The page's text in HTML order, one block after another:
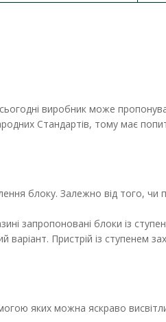
з..
виробник може
Стандартів, тому має
блоку. Залежно від того, чи
запропоновані блоки із
Пристрій із ступенем
яких можна яскраво